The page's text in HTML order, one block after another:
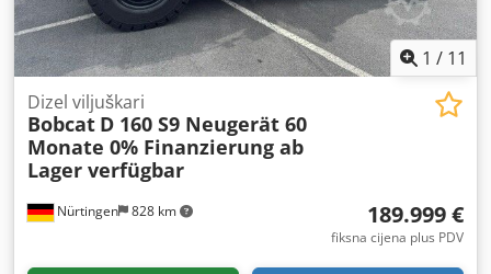
1 / 11
Nürtingen 828 km
Dizel viljuškari
Bobcat D 160 S9 Neugerät 60
Monate 0% Finanzierung ab
Lager verfügbar
189.999 €
fiksna cijena plus PDV